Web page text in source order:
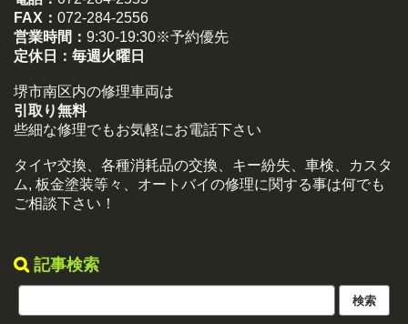
FAX： 072-284-2556
営業時間： 9:30-19:30※予約優先
定休日： 毎週火曜日
堺市南区内の修理車両は
引取り無料
些細な修理でもお気軽にお電話下さい
タイヤ交換、各種消耗品の交換、キー紛失、車検、カスタ
ム, 板金塗装等々、オートバイの修理に関する事は何でも
ご相談下さい！
記事検索